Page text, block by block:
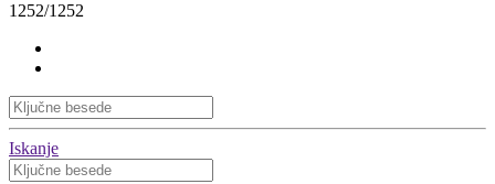
1252/1252
Iskanje